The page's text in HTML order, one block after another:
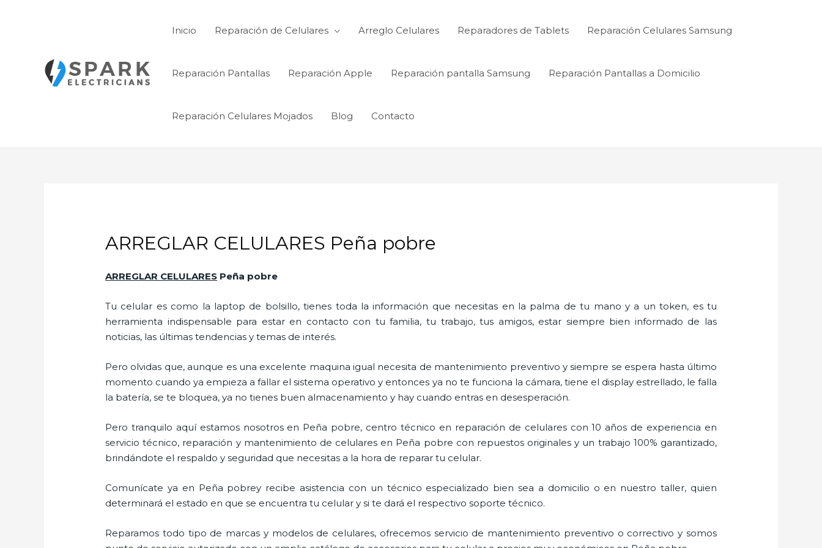
Inicio Reparación de Celulares Arreglo Celulares Reparadores de Tablets Reparación Celulares Samsung
Reparación Pantallas Reparación Apple Reparación pantalla Samsung Reparación Pantallas a Domicilio
Reparación Celulares Mojados Blog Contacto
ARREGLAR CELULARES Peña pobre
ARREGLAR CELULARES Peña pobre
Tu celular es como la laptop de bolsillo, tienes toda la información que necesitas en la palma de tu mano y a un token, es tu
herramienta indispensable para estar en contacto con tu familia, tu trabajo, tus amigos, estar siempre bien informado de las
noticias, las últimas tendencias y temas de interés.
Pero olvidas que, aunque es una excelente maquina igual necesita de mantenimiento preventivo y siempre se espera hasta último
momento cuando ya empieza a fallar el sistema operativo y entonces ya no te funciona la cámara, tiene el display estrellado, le falla
la batería, se te bloquea, ya no tienes buen almacenamiento y hay cuando entras en desesperación.
Pero tranquilo aquí estamos nosotros en Peña pobre, centro técnico en reparación de celulares con 10 años de experiencia en
servicio técnico, reparación y mantenimiento de celulares en Peña pobre con repuestos originales y un trabajo 100% garantizado,
brindándote el respaldo y seguridad que necesitas a la hora de reparar tu celular.
Comunícate ya en Peña pobrey recibe asistencia con un técnico especializado bien sea a domicilio o en nuestro taller, quien
determinará el estado en que se encuentra tu celular y si te dará el respectivo soporte técnico.
Reparamos todo tipo de marcas y modelos de celulares, ofrecemos servicio de mantenimiento preventivo o correctivo y somos